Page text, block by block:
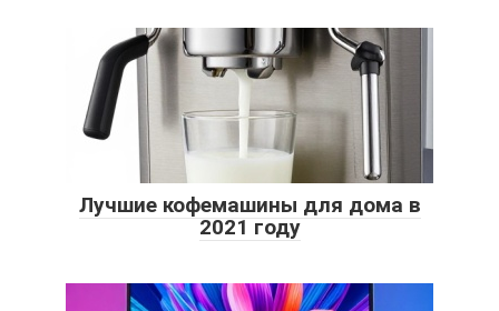
Лучшие кофемашины для дома в
2021 году